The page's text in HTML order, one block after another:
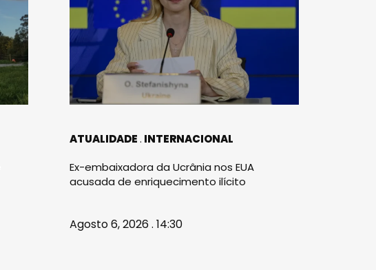
ATUALIDADE INTERNACIONAL
Ex-embaixadora da Ucrânia nos EUA
acusada de enriquecimento ilícito
Agosto 6, 2026 . 14:30